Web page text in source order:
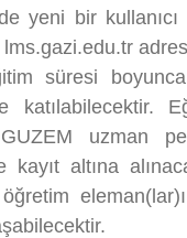
yeni bir kullanıcı
lms.gazi.edu.tr
süresi
katılabilecektir.
uzman
altına